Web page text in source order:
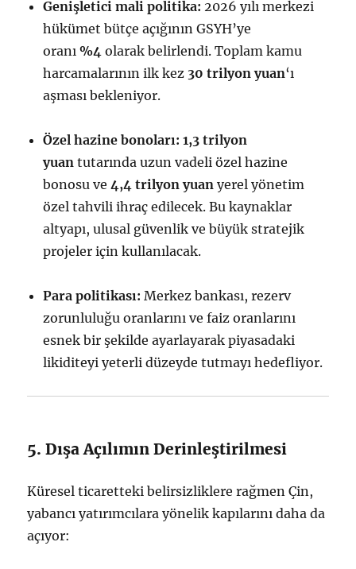
Genişletici mali politika: 2026 yılı merkezi
hükümet bütçe açığının GSYH’ye
oranı%4 olarak belirlendi. Toplam kamu
harcamalarının ilk kez 30 trilyon yuan‘ı
aşması bekleniyor.
Özel hazine bonoları: 1,3 trilyon
yuan tutarında uzun vadeli özel hazine
bonosu ve4,4 trilyon yuan yerel yönetim
özel tahvili ihraç edilecek. Bu kaynaklar
altyapı, ulusal güvenlik ve büyük stratejik
projeler için kullanılacak.
Para politikası: Merkez bankası, rezerv
zorunluluğu oranlarını ve faiz oranlarını
esnek bir şekilde ayarlayarak piyasadaki
likiditeyi yeterli düzeyde tutmayı hedefliyor.
5. Dışa Açılımın Derinleştirilmesi
Küresel ticaretteki belirsizliklere rağmen Çin,
yabancı yatırımcılara yönelik kapılarını daha da
açıyor: